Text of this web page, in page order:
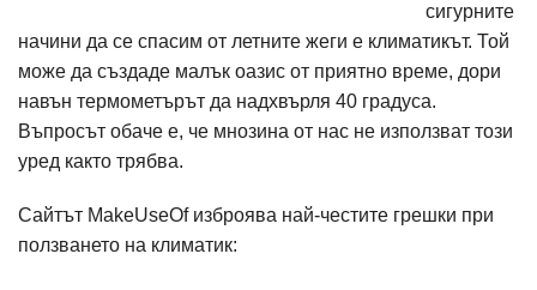
сигурните
начини да се спасим от летните жеги е климатикът. Той
може да създаде малък оазис от приятно време, дори
навън термометърът да надхвърля 40 градуса.
Въпросът обаче е, че мнозина от нас не използват този
уред както трябва.
Сайтът MakeUseOf изброява най-честите грешки при
ползването на климатик: